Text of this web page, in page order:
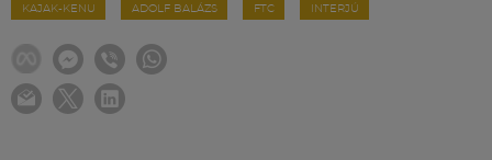
KAJAK-KENU ADOLF BALÁZS FTC INTERJÚ
Meccscenter
Klub